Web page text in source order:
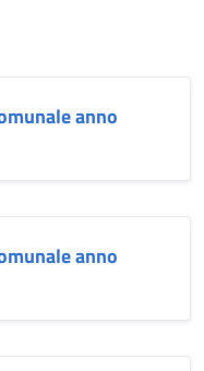
anno
anno